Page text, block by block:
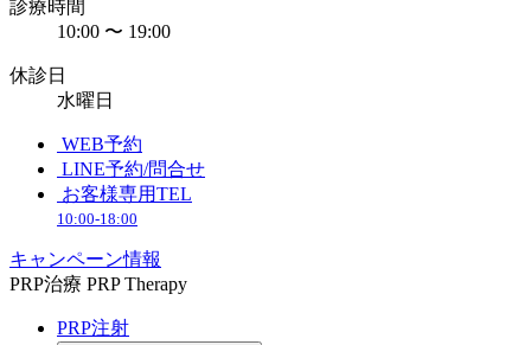
診療時間
10:00 〜 19:00
休診日
水曜日
WEB予約
LINE予約/問合せ
お客様専用TEL
10:00-18:00
キャンペーン情報
PRP治療 PRP Therapy
PRP注射